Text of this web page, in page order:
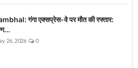
गंगा एक्सप्रेस-वे पर मौत की रफ्तार:
26, 2026 0